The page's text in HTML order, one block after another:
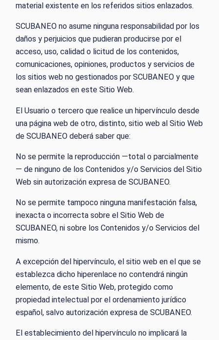
material existente en los referidos sitios enlazados.
SCUBANEO no asume ninguna responsabilidad por los
daños y perjuicios que pudieran producirse por el
acceso, uso, calidad o licitud de los contenidos,
comunicaciones, opiniones, productos y servicios de
los sitios web no gestionados por SCUBANEO y que
sean enlazados en este Sitio Web.
El Usuario o tercero que realice un hipervínculo desde
una página web de otro, distinto, sitio web al Sitio Web
de SCUBANEO deberá saber que:
No se permite la reproducción —total o parcialmente
— de ninguno de los Contenidos y/o Servicios del Sitio
Web sin autorización expresa de SCUBANEO.
No se permite tampoco ninguna manifestación falsa,
inexacta o incorrecta sobre el Sitio Web de
SCUBANEO, ni sobre los Contenidos y/o Servicios del
mismo.
A excepción del hipervínculo, el sitio web en el que se
establezca dicho hiperenlace no contendrá ningún
elemento, de este Sitio Web, protegido como
propiedad intelectual por el ordenamiento jurídico
español, salvo autorización expresa de SCUBANEO.
El establecimiento del hipervínculo no implicará la